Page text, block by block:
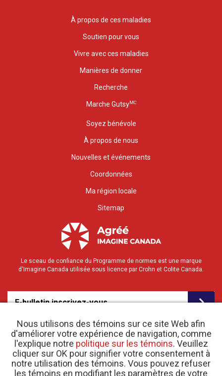
Nous utilisons des témoins sur ce site Web afin
d'améliorer votre expérience de navigation, comme
l'explique notre politique sur les témoins. Veuillez
cliquer sur OK pour signifier votre consentement à
notre utilisation des témoins. Vous pouvez refuser
les témoins en modifiant les paramètres de votre
À propos de ces maladies
Soutien pour vous
Vivre avec ces maladies
Manières de donner
Recherche
Marche GutsyMC
Soyez bénévole
À propos de nous
Nouvelles et événements
Coordonnées
Ma région locale
Sitemap
Le sceau de confiance du Programme de normes est une marque
d'Imagine Canada utilisée sous licence par Crohn et Colite Canada.
E-bulletin inscrivez-vous